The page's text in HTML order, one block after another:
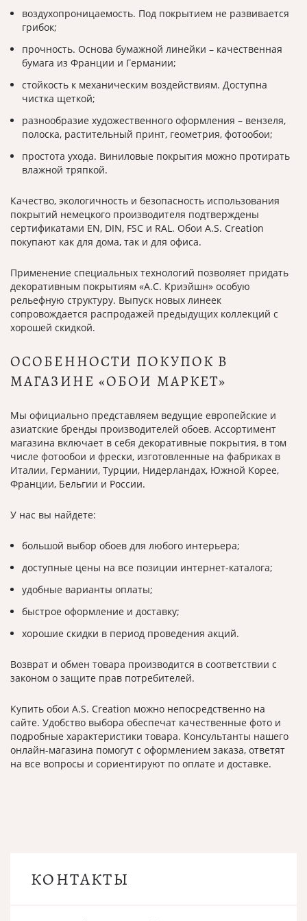
воздухопроницаемость. Под покрытием не развивается
грибок;
прочность. Основа бумажной линейки – качественная
бумага из Франции и Германии;
стойкость к механическим воздействиям. Доступна
чистка щеткой;
разнообразие художественного оформления – вензеля,
полоска, растительный принт, геометрия, фотообои;
простота ухода. Виниловые покрытия можно протирать
влажной тряпкой.
Качество, экологичность и безопасность использования
покрытий немецкого производителя подтверждены
сертификатами EN, DIN, FSC и RAL. Обои A.S. Creation
покупают как для дома, так и для офиса.
Применение специальных технологий позволяет придать
декоративным покрытиям «А.С. Криэйшн» особую
рельефную структуру. Выпуск новых линеек
сопровождается распродажей предыдущих коллекций с
хорошей скидкой.
ОСОБЕННОСТИ ПОКУПОК В
МАГАЗИНЕ «ОБОИ МАРКЕТ»
Мы официально представляем ведущие европейские и
азиатские бренды производителей обоев. Ассортимент
магазина включает в себя декоративные покрытия, в том
числе фотообои и фрески, изготовленные на фабриках в
Италии, Германии, Турции, Нидерландах, Южной Корее,
Франции, Бельгии и России.
У нас вы найдете:
большой выбор обоев для любого интерьера;
доступные цены на все позиции интернет-каталога;
удобные варианты оплаты;
быстрое оформление и доставку;
хорошие скидки в период проведения акций.
Возврат и обмен товара производится в соответствии с
законом о защите прав потребителей.
Купить обои A.S. Creation можно непосредственно на
сайте. Удобство выбора обеспечат качественные фото и
подробные характеристики товара. Консультанты нашего
онлайн-магазина помогут с оформлением заказа, ответят
на все вопросы и сориентируют по оплате и доставке.
КОНТАКТЫ